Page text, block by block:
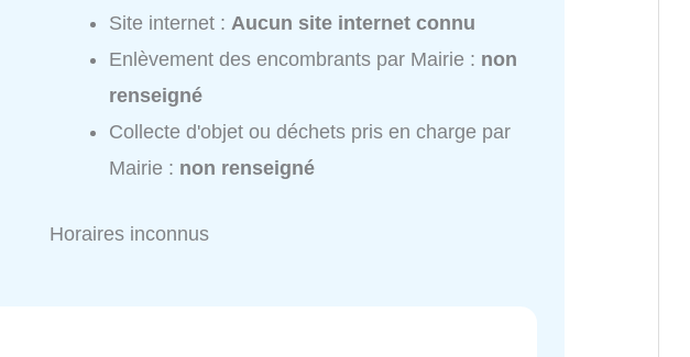
Site internet :Aucun site internet connu
Enlèvement des encombrants par Mairie : non
renseigné
Collecte d'objet ou déchets pris en charge par
Mairie : non renseigné
Horaires inconnus